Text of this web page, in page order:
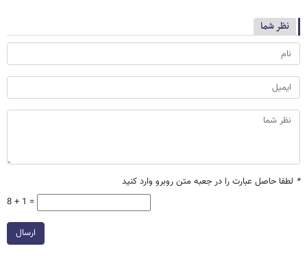
نظر شما
* لطفا حاصل عبارت را در جعبه متن روبرو وارد کنید
8 + 1 =
ارسال